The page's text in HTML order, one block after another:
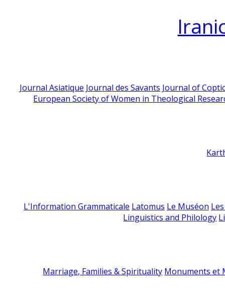
Journal Asiatique Journal des Savants Journal of
European Society of Women in Theological
L'Information Grammaticale Latomus Le Muséon
Linguistics and Philology
Marriage, Families & Spirituality Monuments et